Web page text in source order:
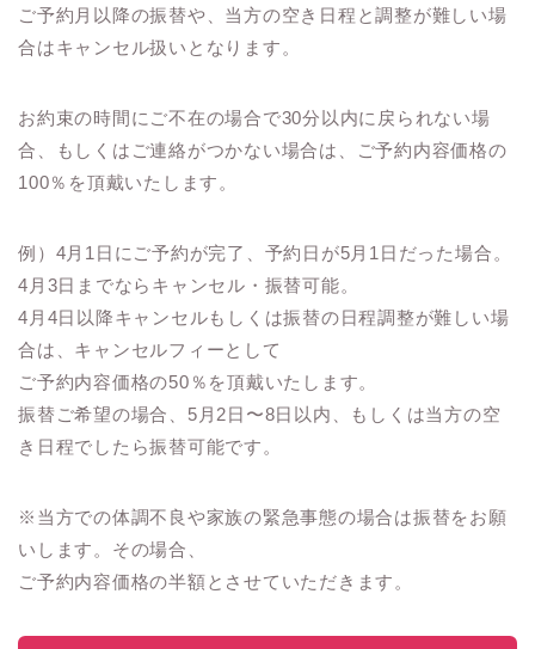
ご予約月以降の振替や、当方の空き日程と調整が難しい場
合はキャンセル扱いとなります。
お約束の時間にご不在の場合で30分以内に戻られない場
合、もしくはご連絡がつかない場合は、ご予約内容価格の
100％を頂戴いたします。
例）4月1日にご予約が完了、予約日が5月1日だった場合。
4月3日までならキャンセル・振替可能。
4月4日以降キャンセルもしくは振替の日程調整が難しい場
合は、キャンセルフィーとして
ご予約内容価格の50％を頂戴いたします。
振替ご希望の場合、5月2日〜8日以内、もしくは当方の空
き日程でしたら振替可能です。
※当方での体調不良や家族の緊急事態の場合は振替をお願
いします。その場合、
ご予約内容価格の半額とさせていただきます。